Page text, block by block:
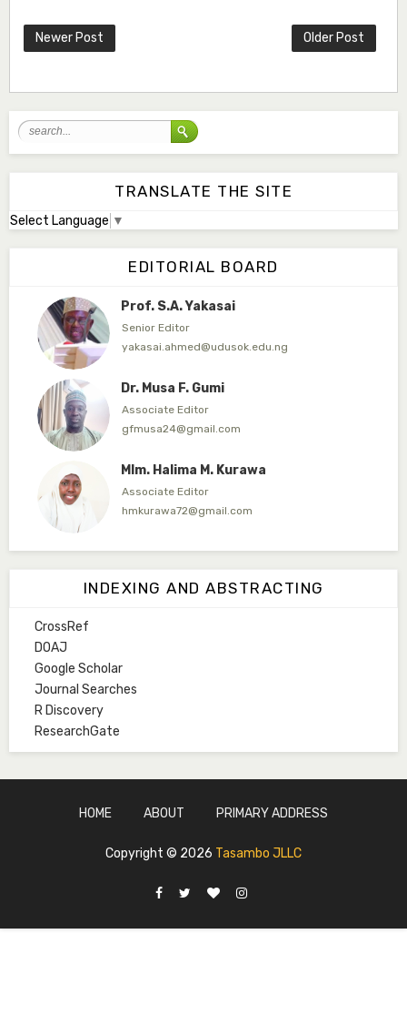
Newer Post Older Post
TRANSLATE THE SITE
Select Language ▼
EDITORIAL BOARD
Dr. Adamu Rabi'u Bakura
arbakura62@gmail.com
Ml. Abu-Ubaida Sani
Secretary
abuubaidasani5@gmail.com
Prof. S.A. Yakasai
Senior Editor
yakasai.ahmed@udusok.edu.ng
Dr. Musa F. Gumi
Associate Editor
gfmusa24@gmail.com
Mlm. Halima M. Kurawa
Associate Editor
hmkurawa72@gmail.com
Mal. Mudassir I. Moyi
Associate Editor
mudassirmoyi@fugusau.edu.ng
arbakura62@gmail.com
Secretary
Senior Editor
INDEXING AND ABSTRACTING
CrossRef
DOAJ
Google Scholar
Journal Searches
R Discovery
ResearchGate
HOME ABOUT PRIMARY ADDRESS
Copyright © 2026 Tasambo JLLC